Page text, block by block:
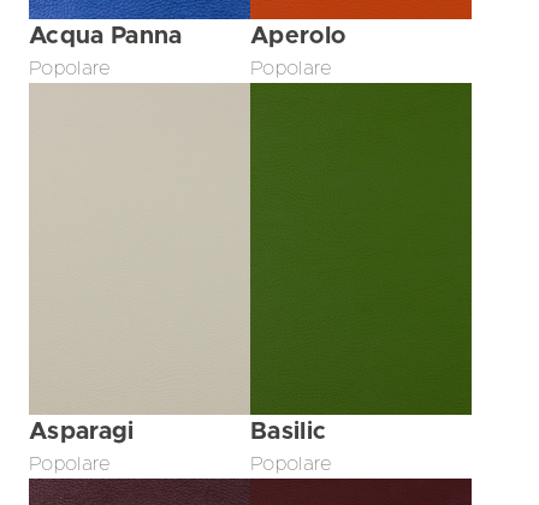
Acqua Panna
Popolare
Aperolo
Popolare
Asparagi
Popolare
Basilic
Popolare